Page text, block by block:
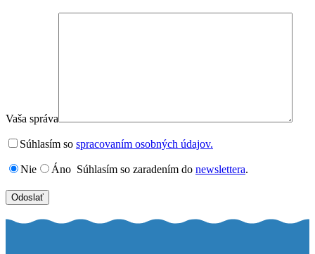
Vaša správa
Súhlasím so spracovaním osobných údajov.
Nie Áno Súhlasím so zaradením do newslettera.